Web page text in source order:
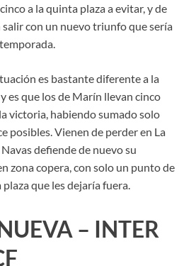
a la quinta plaza a evitar, y de
salir con un nuevo triunfo que sería
es bastante diferente a la
es que los de Marín llevan cinco
victoria, habiendo sumado solo
posibles. Vienen de perder en La
defiende de nuevo su
zona copera, con solo un punto de
que les dejaría fuera.
– INTER